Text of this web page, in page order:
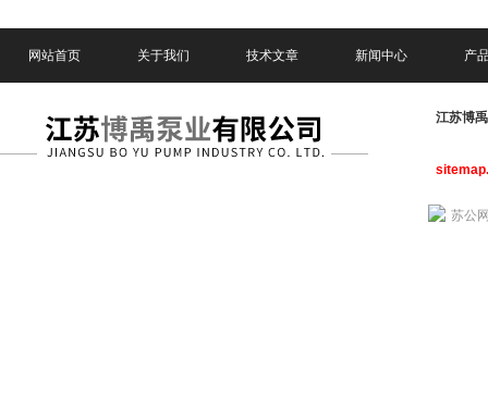
网站首页 关于我们 技术文章 新闻中心 产
江苏博
苏公